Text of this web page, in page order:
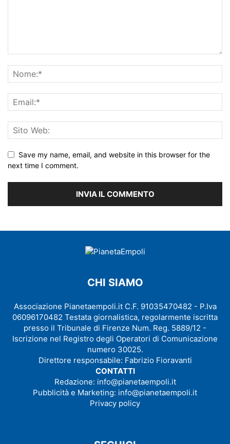
Save my name, email, and website in this browser for the
next time I comment.
CHI SIAMO
Associazione Pianetaempoli.it C.F. 91035470482 - P.Iva
06096170482 Testata giornalistica, regolarmente iscritta
presso il Tribunale di Firenze Num. Reg. 5889/12 -
Iscrizione nel Registro degli Operatori di Comunicazione
numero 30025.
Direttore responsabile: Fabrizio Fioravanti
CONTATTI
Redazione: info@pianetaempoli.it
Pubblicità e Marketing: info@pianetaempoli.it
Privacy policy